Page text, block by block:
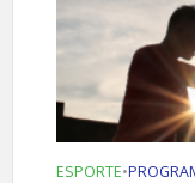
ESPORTE•